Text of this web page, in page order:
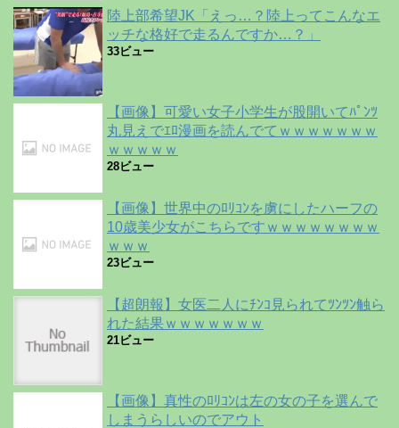
陸上部希望JK「えっ…？陸上ってこんなエ
ッチな格好で走るんですか…？」
33ビュー
【画像】可愛い女子小学生が股開いてﾊﾟﾝﾂ
丸見えでｴﾛ漫画を読んでてｗｗｗｗｗｗｗ
ｗｗｗｗｗ
28ビュー
【画像】世界中のﾛﾘｺﾝを虜にしたハーフの
10歳美少女がこちらですｗｗｗｗｗｗｗｗ
ｗｗｗ
23ビュー
【超朗報】女医二人にﾁﾝｺ見られてﾂﾝﾂﾝ触ら
れた結果ｗｗｗｗｗｗｗ
21ビュー
【画像】真性のﾛﾘｺﾝは左の女の子を選んで
しまうらしいのでアウト